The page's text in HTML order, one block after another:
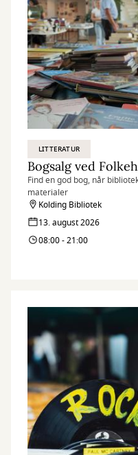
LITTERATUR
Bogsalg ved
Find en god bog, når
materialer
Kolding Bibliotek
13. august 2026
08:00 - 21:00